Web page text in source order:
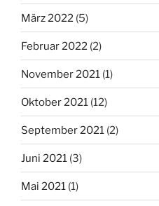
März 2022 (5)
Februar 2022 (2)
November 2021 (1)
Oktober 2021 (12)
September 2021 (2)
Juni 2021 (3)
Mai 2021 (1)